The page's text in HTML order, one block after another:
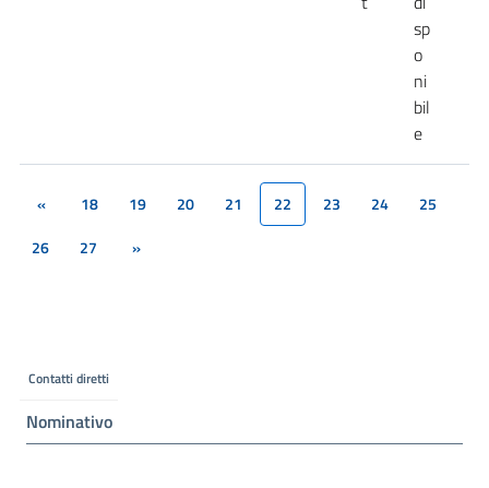
sp
o
ni
bil
e
« 18 19 20 21 22(current)
23 24
25
26
27 »
Contatti diretti
Nominativo